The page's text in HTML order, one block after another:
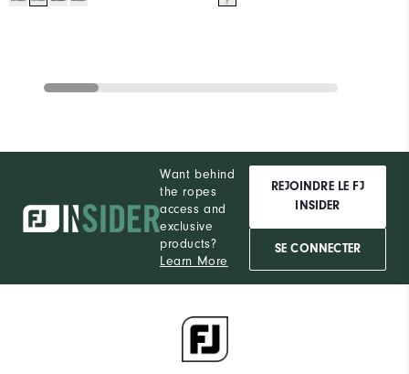
Want behind
the ropes
access and
exclusive
products?
Learn More
REJOINDRE LE FJ
INSIDER
SE CONNECTER